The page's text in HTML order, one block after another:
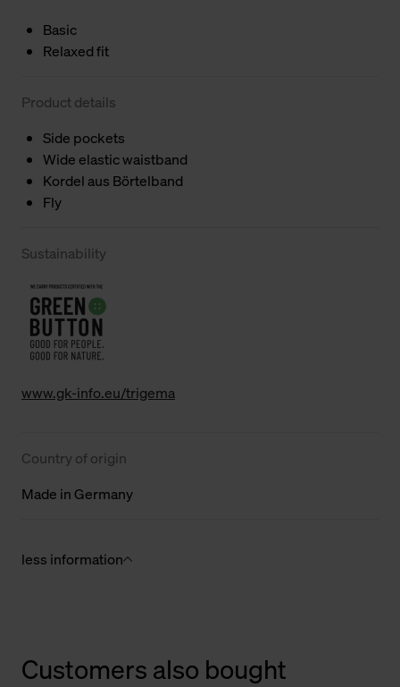
Basic
Relaxed fit
Product details
Side pockets
Wide elastic waistband
Kordel aus Börtelband
Fly
Sustainability
www.gk-info.eu/trigema
Country of origin
Made in Germany
less information
Customers also bought